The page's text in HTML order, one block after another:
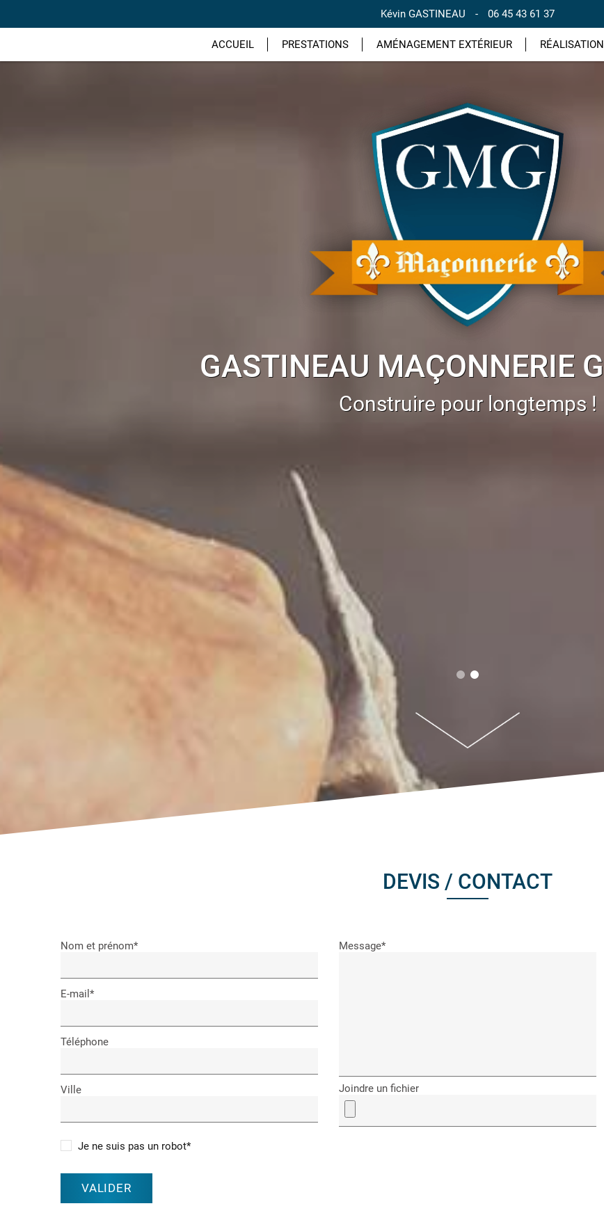
Kévin GASTINEAU - 06 45 43 61 37
ACCUEIL PRESTATIONS AMÉNAGEMENT EXTÉRIEUR
GASTINEAU MAÇONNERIE
Construire pour longtemps !
DEVIS / CONTACT
Nom et prénom*
E-mail*
Téléphone
Ville
Message*
Joindre un fichier
Je ne suis pas un robot*
VALIDER